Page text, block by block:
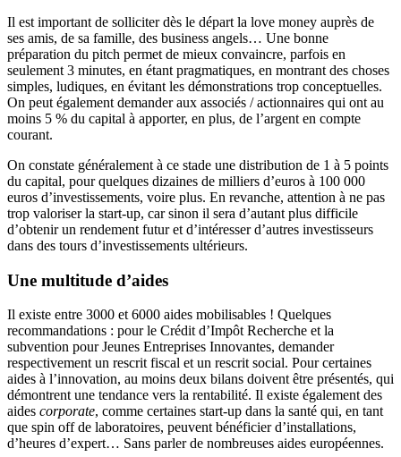
Il est important de solliciter dès le départ la love money auprès de
ses amis, de sa famille, des business angels… Une bonne
préparation du pitch permet de mieux convaincre, parfois en
seulement 3 minutes, en étant pragmatiques, en montrant des choses
simples, ludiques, en évitant les démonstrations trop conceptuelles.
On peut également demander aux associés / actionnaires qui ont au
moins 5 % du capital à apporter, en plus, de l’argent en compte
courant.
On constate généralement à ce stade une distribution de 1 à 5 points
du capital, pour quelques dizaines de milliers d’euros à 100 000
euros d’investissements, voire plus. En revanche, attention à ne pas
trop valoriser la start-up, car sinon il sera d’autant plus difficile
d’obtenir un rendement futur et d’intéresser d’autres investisseurs
dans des tours d’investissements ultérieurs.
Une multitude d’aides
Il existe entre 3000 et 6000 aides mobilisables ! Quelques
recommandations : pour le Crédit d’Impôt Recherche et la
subvention pour Jeunes Entreprises Innovantes, demander
respectivement un rescrit fiscal et un rescrit social. Pour certaines
aides à l’innovation, au moins deux bilans doivent être présentés, qui
démontrent une tendance vers la rentabilité. Il existe également des
aides corporate, comme certaines start-up dans la santé qui, en tant
que spin off de laboratoires, peuvent bénéficier d’installations,
d’heures d’expert… Sans parler de nombreuses aides européennes.